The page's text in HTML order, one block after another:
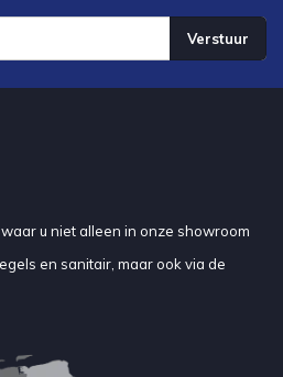
Verstuur
u niet alleen in onze showroom
en sanitair, maar ook via de